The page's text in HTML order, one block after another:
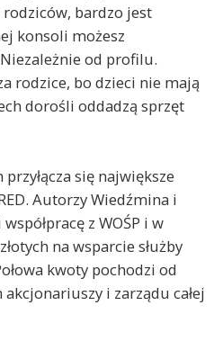
rodziców, bardzo jest
konsoli możesz
od profilu.
rodzice, bo dzieci nie mają
dorośli oddadzą sprzęt
się największe
Autorzy Wiedźmina i
z WOŚP i w
na wsparcie służby
kwoty pochodzi od
i zarządu całej